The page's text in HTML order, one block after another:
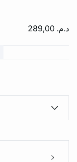
د.م. 289,00